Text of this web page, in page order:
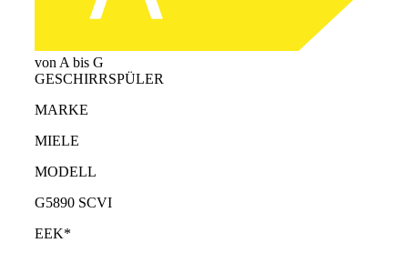
von A bis G
GESCHIRRSPÜLER
MARKE
MIELE
MODELL
G5890 SCVI
EEK*